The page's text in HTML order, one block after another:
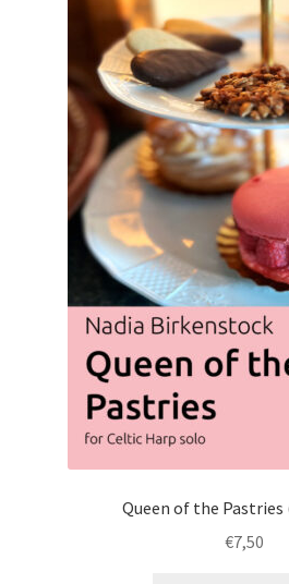
Queen of the Pastries
€7,50